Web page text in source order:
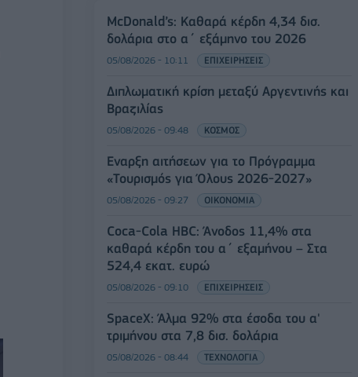
McDonald’s: Καθαρά κέρδη 4,34 δισ.
δολάρια στο α΄ εξάμηνο του 2026
05/08/2026 - 10:11 ΕΠΙΧΕΙΡΗΣΕΙΣ
Διπλωματική κρίση μεταξύ Αργεντινής και
Βραζιλίας
05/08/2026 - 09:48 ΚΟΣΜΟΣ
Έναρξη αιτήσεων για το Πρόγραμμα
«Τουρισμός για Όλους 2026-2027»
05/08/2026 - 09:27 ΟΙΚΟΝΟΜΙΑ
Coca-Cola HBC: Άνοδος 11,4% στα
καθαρά κέρδη του α΄ εξαμήνου – Στα
524,4 εκατ. ευρώ
05/08/2026 - 09:10 ΕΠΙΧΕΙΡΗΣΕΙΣ
SpaceX: Άλμα 92% στα έσοδα του α'
τριμήνου στα 7,8 δισ. δολάρια
05/08/2026 - 08:44 ΤΕΧΝΟΛΟΓΙΑ